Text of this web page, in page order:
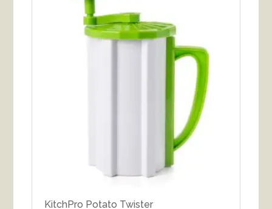
KitchPro Potato Twister